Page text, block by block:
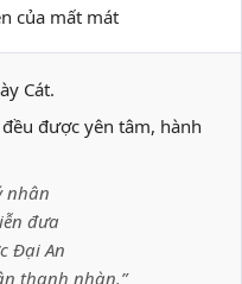
của mất mát
Cát.
được yên tâm, hành
nhân
đưa
Đại An
thanh nhàn.”